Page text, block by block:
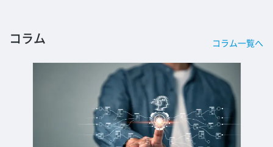
コラム コラム一覧へ